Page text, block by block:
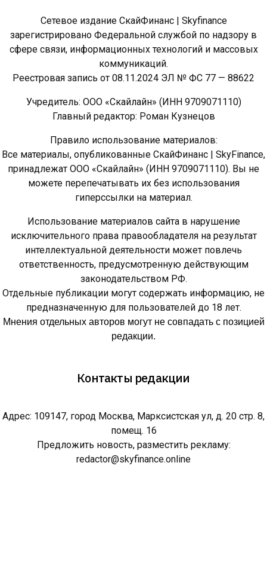
Сетевое издание СкайФинанс | Skyfinance
зарегистрировано Федеральной службой по надзору в
сфере связи, информационных технологий и массовых
коммуникаций.
Реестровая запись от 08.11.2024 ЭЛ № ФС 77 — 88622
Учредитель: ООО «Скайлайн» (ИНН 9709071110)
Главный редактор: Роман Кузнецов
Правило использование материалов:
Все материалы, опубликованные СкайФинанс | SkyFinance,
принадлежат ООО «Скайлайн» (ИНН 9709071110). Вы не
можете перепечатывать их без использования
гиперссылки на материал.
Использование материалов сайта в нарушение
исключительного права правообладателя на результат
интеллектуальной деятельности может повлечь
ответственность, предусмотренную действующим
законодательством РФ.
Отдельные публикации могут содержать информацию, не
предназначенную для пользователей до 18 лет.
Мнения отдельных авторов могут не совпадать с позицией
редакции.
Контакты редакции
Адрес: 109147, город Москва, Марксистская ул, д. 20 стр. 8,
помещ. 16
Предложить новость, разместить рекламу:
redactor@skyfinance.online